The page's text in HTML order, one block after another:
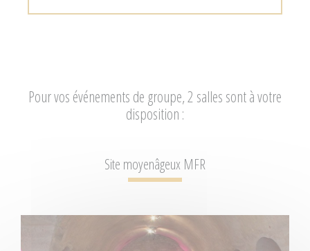
Pour vos événements de groupe, 2 salles sont à votre
disposition :
Site moyenâgeux MFR